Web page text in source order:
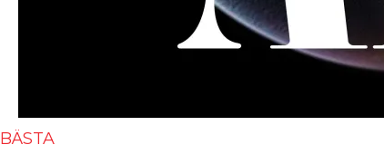
BÄSTA